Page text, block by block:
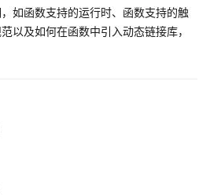
如函数支持的运行时、函数支持的触
以及如何在函数中引入动态链接库，